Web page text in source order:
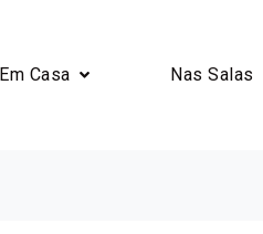
Em Casa Nas Salas